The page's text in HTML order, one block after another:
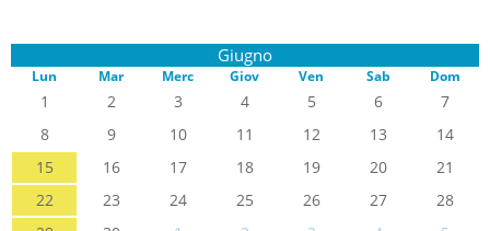
Giugno
Lun Mar Merc Giov Ven Sab Dom
1 2 3 4 5 6
7
8
9 10 11 12 13
14
15
16 17 18 19 20
21
22
23 24 25 26 27
28